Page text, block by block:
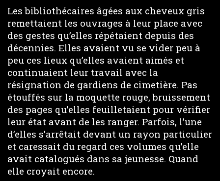
Les bibliothécaires âgées aux cheveux gris
remettaient les ouvrages à leur place avec
des gestes qu’elles répétaient depuis des
décennies. Elles avaient vu se vider peu à
peu ces lieux qu’elles avaient aimés et
continuaient leur travail avec la
résignation de gardiens de cimetière. Pas
étouffés sur la moquette rouge, bruissement
des pages qu’elles feuilletaient pour vérifier
leur état avant de les ranger. Parfois, l’une
d’elles s’arrêtait devant un rayon particulier
et caressait du regard ces volumes qu’elle
avait catalogués dans sa jeunesse. Quand
elle croyait encore.